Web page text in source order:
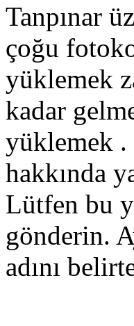
Tanpınar
çoğu
yüklemek
kadar
yüklemek .
hakkında
Lütfen bu
gönderin.
adını